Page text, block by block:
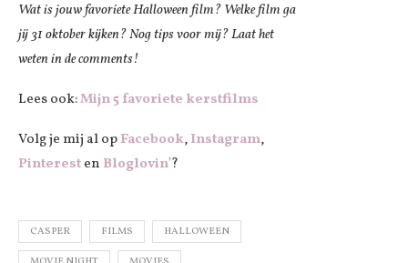
Wat is jouw favoriete Halloween film? Welke film ga
jij 31 oktober kijken? Nog tips voor mij? Laat het
weten in de comments!
Lees ook:Mijn 5 favoriete kerstfilms
Volg je mij al opFacebook,Instagram,
Pinteresten Bloglovin’?
CASPER FILMS HALLOWEEN